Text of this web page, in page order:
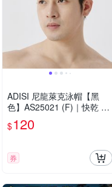
ADISI 尼龍萊克泳帽【黑
色】AS25021 (F)｜快乾 彈
性 防曬 抗UV 游泳 泳池 水
樂園
$120
券